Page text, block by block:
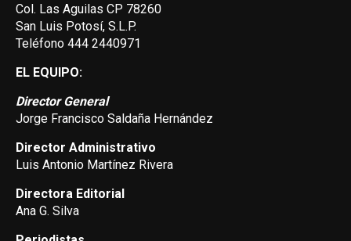
Col. Las Aguilas CP 78260
San Luis Potosí, S.L.P.
Teléfono 444 2440971
EL EQUIPO:
Director General
Jorge Francisco Saldaña Hernández
Director Administrativo
Luis Antonio Martínez Rivera
Directora Editorial
Ana G. Silva